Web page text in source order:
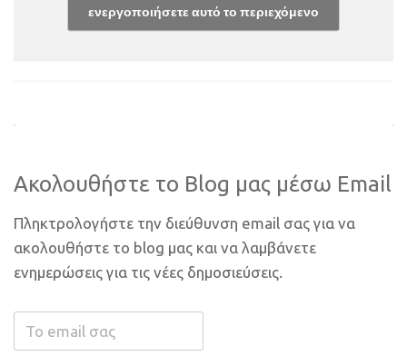
ενεργοποιήσετε αυτό το περιεχόμενο
Ακολουθήστε το Blog μας μέσω Email
Πληκτρολογήστε την διεύθυνση email σας για να
ακολουθήστε το blog μας και να λαμβάνετε
ενημερώσεις για τις νέες δημοσιεύσεις.
Το
email